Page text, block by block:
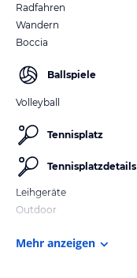
Radfahren
Wandern
Boccia
Ballspiele
Volleyball
Tennisplatz
Tennisplatzdetails
Leihgeräte
Outdoor
Mehr anzeigen